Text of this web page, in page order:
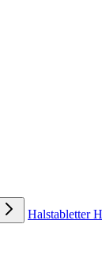
Halstabletter